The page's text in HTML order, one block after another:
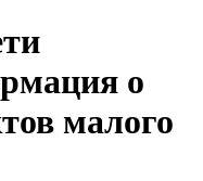
о
малого